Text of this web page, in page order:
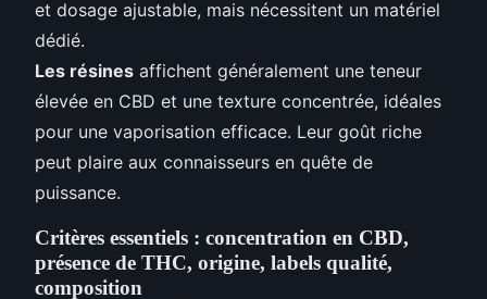
et dosage ajustable, mais nécessitent un matériel
dédié.
Les résines affichent généralement une teneur
élevée en CBD et une texture concentrée, idéales
pour une vaporisation efficace. Leur goût riche
peut plaire aux connaisseurs en quête de
puissance.
Critères essentiels : concentration en CBD,
présence de THC, origine, labels qualité,
composition